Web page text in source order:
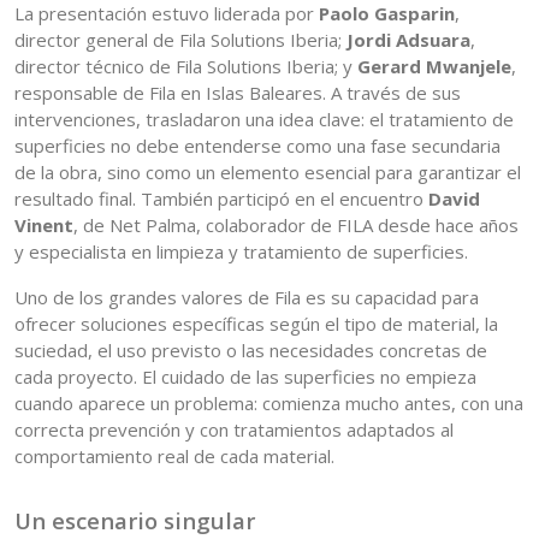
La presentación estuvo liderada por Paolo Gasparin,
director general de Fila Solutions Iberia; Jordi Adsuara,
director técnico de Fila Solutions Iberia; y Gerard Mwanjele,
responsable de Fila en Islas Baleares. A través de sus
intervenciones, trasladaron una idea clave: el tratamiento de
superficies no debe entenderse como una fase secundaria
de la obra, sino como un elemento esencial para garantizar el
resultado final. También participó en el encuentro David
Vinent, de Net Palma, colaborador de FILA desde hace años
y especialista en limpieza y tratamiento de superficies.
Uno de los grandes valores de Fila es su capacidad para
ofrecer soluciones específicas según el tipo de material, la
suciedad, el uso previsto o las necesidades concretas de
cada proyecto. El cuidado de las superficies no empieza
cuando aparece un problema: comienza mucho antes, con una
correcta prevención y con tratamientos adaptados al
comportamiento real de cada material.
Un escenario singular